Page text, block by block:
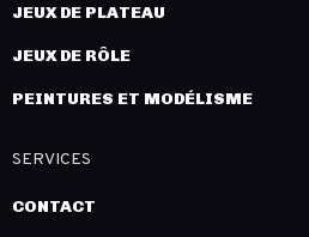
JEUX DE PLATEAU
JEUX DE RÔLE
PEINTURES ET MODÉLISME
SERVICES
CONTACT